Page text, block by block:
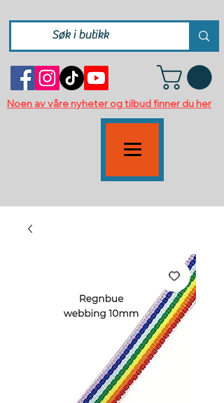
Noen av våre nyheter og tilbud finner du her